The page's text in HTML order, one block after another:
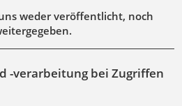
weder veröffentlicht, noch
-verarbeitung bei Zugriffen